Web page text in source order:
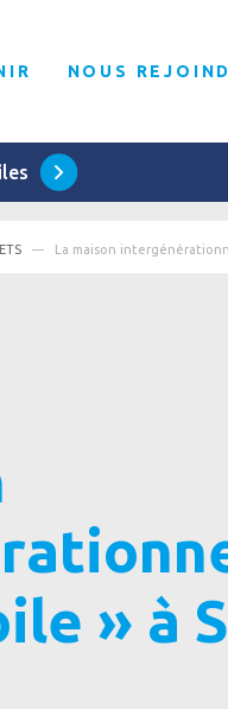
NOUS
La maison
» à